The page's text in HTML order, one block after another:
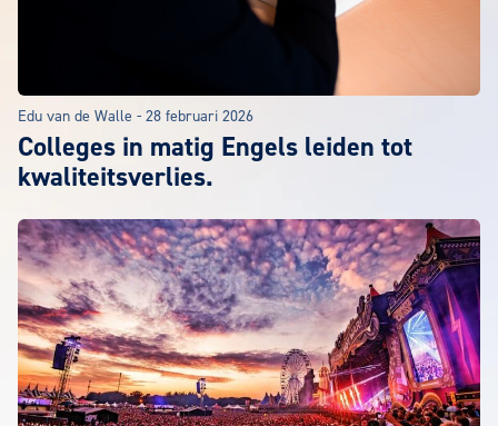
Edu van de Walle - 28 februari 2026
Colleges in matig Engels leiden tot
kwaliteitsverlies.